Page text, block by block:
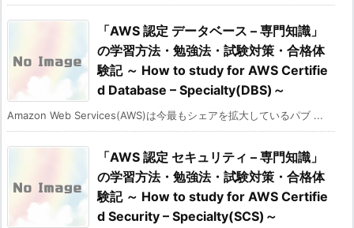
「AWS 認定 データベース – 専門知識」
の学習方法・勉強法・試験対策・合格体
験記 ～ How to study for AWS Certifie
d Database – Specialty(DBS)～
Amazon Web Services(AWS)は今最もシェアを拡大しているパブ ...
「AWS 認定 セキュリティ – 専門知識」
の学習方法・勉強法・試験対策・合格体
験記 ～ How to study for AWS Certifie
d Security – Specialty(SCS)～